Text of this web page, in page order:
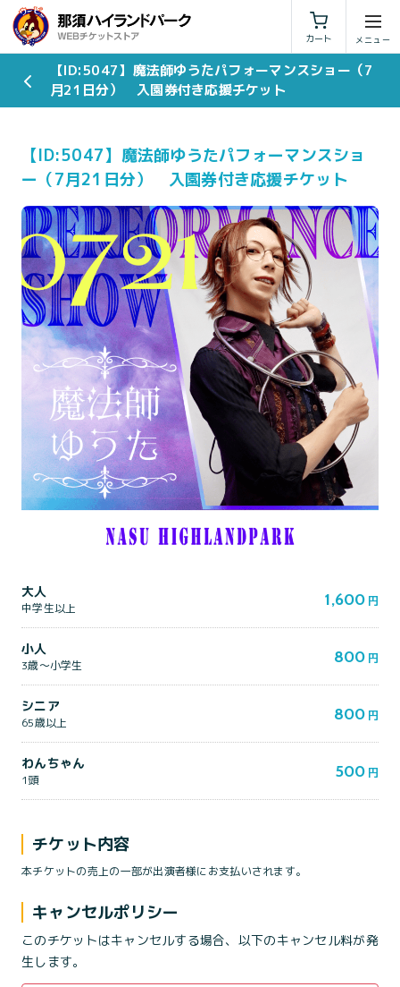
カート
利用規約 特定商取引法に基づく表示
【ID:5047】魔法師ゆうたパフォーマンスショー（7
月21日分） 入園券付き応援チケット
【ID:5047】魔法師ゆうたパフォーマンスショ
ー（7月21日分） 入園券付き応援チケット
大人
中学生以上 1,600 円
小人
3歳～小学生 800 円
シニア
65歳以上 800 円
わんちゃん
1頭 500 円
チケット内容
本チケットの売上の一部が出演者様にお支払いされます。
キャンセルポリシー
このチケットはキャンセルする場合、以下のキャンセル料が発
生します。